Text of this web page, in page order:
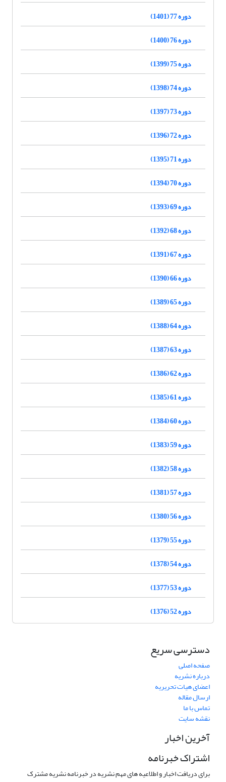
دوره 77 (1401)
دوره 76 (1400)
دوره 75 (1399)
دوره 74 (1398)
دوره 73 (1397)
دوره 72 (1396)
دوره 71 (1395)
دوره 70 (1394)
دوره 69 (1393)
دوره 68 (1392)
دوره 67 (1391)
دوره 66 (1390)
دوره 65 (1389)
دوره 64 (1388)
دوره 63 (1387)
دوره 62 (1386)
دوره 61 (1385)
دوره 60 (1384)
دوره 59 (1383)
دوره 58 (1382)
دوره 57 (1381)
دوره 56 (1380)
دوره 55 (1379)
دوره 54 (1378)
دوره 53 (1377)
دوره 52 (1376)
دسترسی سریع
صفحه اصلی
درباره نشریه
اعضای هیات تحریریه
ارسال مقاله
تماس با ما
نقشه سایت
آخرین اخبار
اشتراک خبرنامه
برای دریافت اخبار و اطلاعیه های مهم نشریه در خبرنامه نشریه مشترک